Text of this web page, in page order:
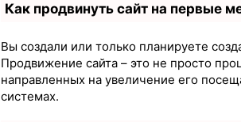
Как продвинуть сайт на первые
Вы создали или только планируете
Продвижение сайта – это не просто
направленных на увеличение его
системах.